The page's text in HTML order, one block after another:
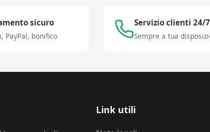
sicuro
PayPal, bonifico
Servizio clienti 24/7
Sempre a tua
Link utili